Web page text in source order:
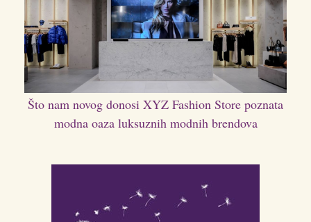
Što nam novog donosi XYZ Fashion Store poznata
modna oaza luksuznih modnih brendova